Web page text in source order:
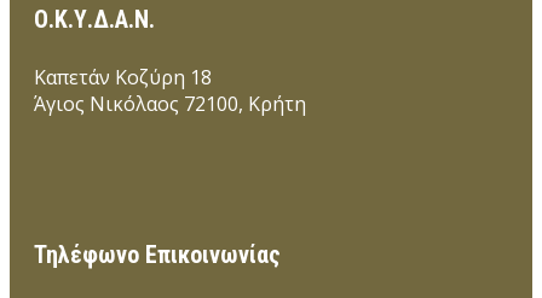
Ο.Κ.Υ.Δ.Α.Ν.
Καπετάν Κοζύρη 18
Άγιος Νικόλαος 72100, Κρήτη
Τηλέφωνο Επικοινωνίας